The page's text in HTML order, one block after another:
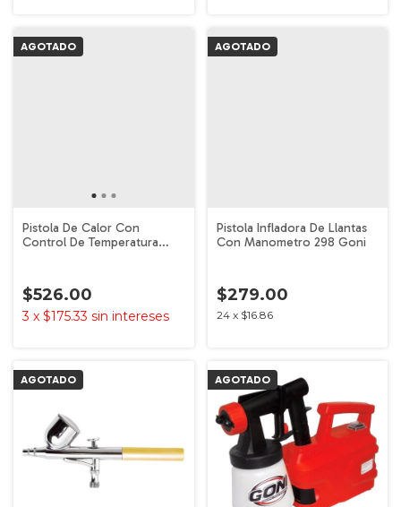
AGOTADO
Pistola De Calor Con
Control De Temperatura
$526.00
3 x $175.33 sin intereses
AGOTADO
Pistola Infladora De Llantas
Con Manometro 298 Goni
$279.00
24 x $16.86
AGOTADO AGOTADO